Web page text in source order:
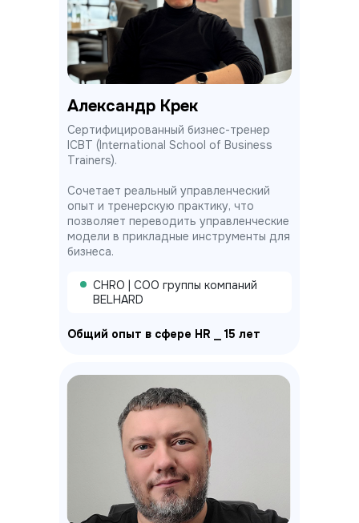
Александр Крек
Сертифицированный бизнес-тренер
ICBT (International School of Business
Trainers).
Сочетает реальный управленческий
опыт и тренерскую практику, что
позволяет переводить управленческие
модели в прикладные инструменты для
бизнеса.
CHRO | COO группы компаний
BELHARD
Общий опыт в сфере HR ⎯ 15 лет